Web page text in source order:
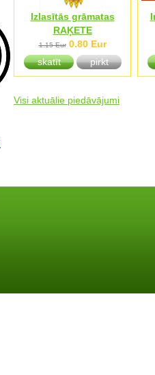
Izlasītās grāmatas
RAĶETE
1.15 Eur 0.80 Eur
skatīt
pirkt
Visi aktuālie piedāvājumi